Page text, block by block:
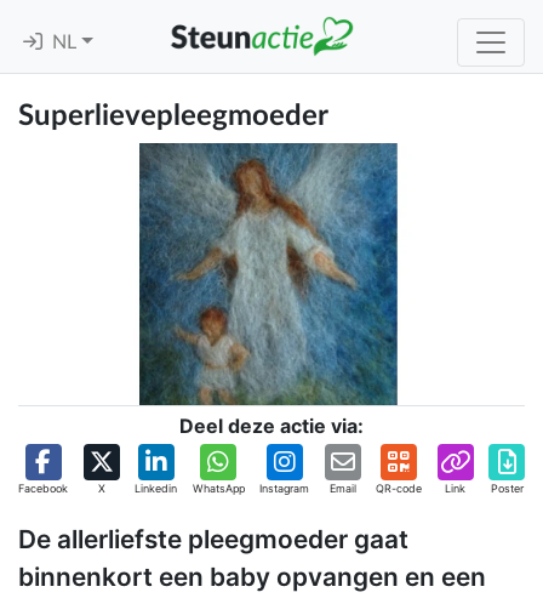
NL
Superlievepleegmoeder
Deel deze actie via:
Facebook X Linkedin WhatsApp Instagram Email QR-code Link Poster
De allerliefste pleegmoeder gaat
binnenkort een baby opvangen en een